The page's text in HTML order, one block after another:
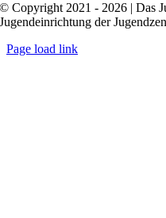
© Copyright 2021 - 2026 | Das
Jugendeinrichtung der
Page load link